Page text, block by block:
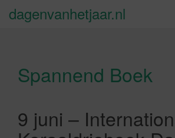
dagenvanhetjaar.nl
Spannend Boek
9 juni –